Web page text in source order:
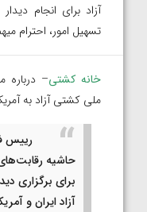
آزاد برای انجام
تسهیل امور، احترام
خانه کشتی–
ملی کشتی آزاد به
رییس
حاشیه رقابت‌های
برای برگزاری
آزاد ایران و